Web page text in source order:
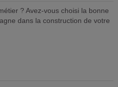
? Avez-vous choisi la bonne
dans la construction de votre